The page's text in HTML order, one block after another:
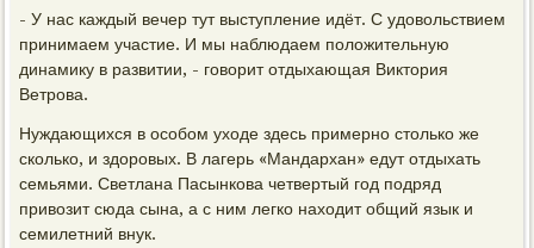
- У нас каждый вечер тут выступление идёт. С удовольствием
принимаем участие. И мы наблюдаем положительную
динамику в развитии, - говорит отдыхающая Виктория
Ветрова.
Нуждающихся в особом уходе здесь примерно столько же
сколько, и здоровых. В лагерь «Мандархан» едут отдыхать
семьями. Светлана Пасынкова четвертый год подряд
привозит сюда сына, а с ним легко находит общий язык и
семилетний внук.